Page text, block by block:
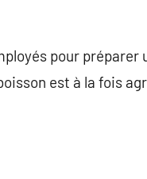
pour préparer
est à la fois